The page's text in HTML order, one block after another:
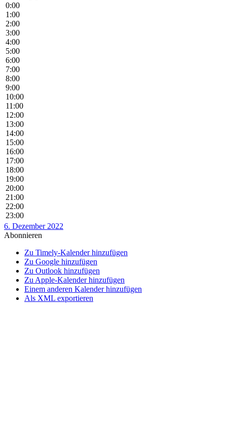
0:00
1:00
2:00
3:00
4:00
5:00
6:00
7:00
8:00
9:00
10:00
11:00
12:00
13:00
14:00
15:00
16:00
17:00
18:00
19:00
20:00
21:00
22:00
23:00
6. Dezember 2022
Abonnieren
Zu Timely-Kalender hinzufügen
Zu Google hinzufügen
Zu Outlook hinzufügen
Zu Apple-Kalender hinzufügen
Einem anderen Kalender hinzufügen
Als XML exportieren